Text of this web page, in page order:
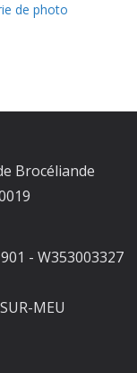
de photo
Brocéliande
- W353003327
MEU